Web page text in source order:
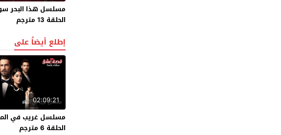
مسلسل هذا البحر
الحلقة 13 مترجم
إطلع أيضاً على
02:09:21
مسلسل غريب في
الحلقة 6 مترجم